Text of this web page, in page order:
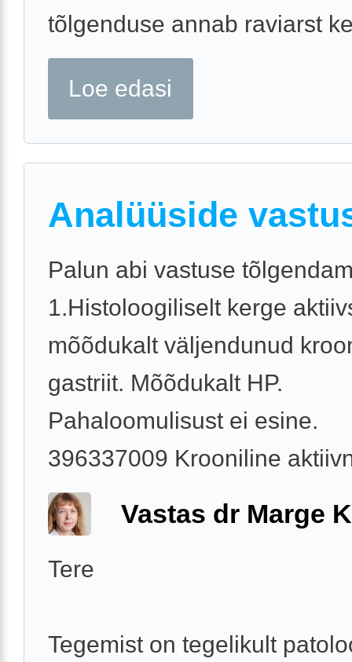
tõlgenduse annab raviarst
Loe edasi
Analüüside
Palun abi vastuse
1.Histoloogiliselt kerge
mõõdukalt väljendunud
gastriit. Mõõdukalt HP.
Pahaloomulisust ei esine.
396337009 Krooniline
Vastas dr Marge
Tere
Tegemist on tegelikult